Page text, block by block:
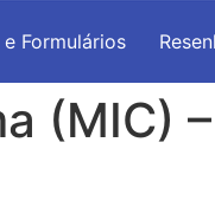
Formulários
(MIC)